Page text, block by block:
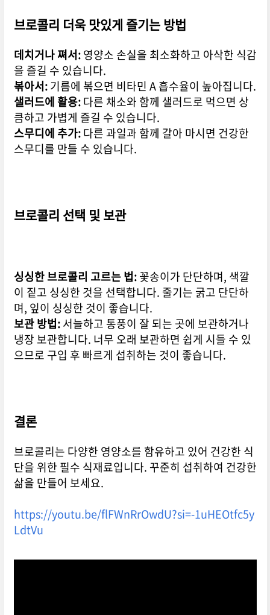
브로콜리 더욱 맛있게 즐기는 방법
데치거나 쪄서:영양소 손실을 최소화하고 아삭한 식감
을 즐길 수 있습니다.
볶아서:기름에 볶으면 비타민 A 흡수율이 높아집니다.
샐러드에 활용:다른 채소와 함께 샐러드로 먹으면 상
큼하고 가볍게 즐길 수 있습니다.
스무디에 추가:다른 과일과 함께 갈아 마시면 건강한
스무디를 만들 수 있습니다.
브로콜리 선택 및 보관
싱싱한 브로콜리 고르는 법:꽃송이가 단단하며, 색깔
이 짙고 싱싱한 것을 선택합니다. 줄기는 굵고 단단하
며, 잎이 싱싱한 것이 좋습니다.
보관 방법:서늘하고 통풍이 잘 되는 곳에 보관하거나
냉장 보관합니다. 너무 오래 보관하면 쉽게 시들 수 있
으므로 구입 후 빠르게 섭취하는 것이 좋습니다.
결론
브로콜리는 다양한 영양소를 함유하고 있어 건강한 식
단을 위한 필수 식재료입니다. 꾸준히 섭취하여 건강한
삶을 만들어 보세요.
https://youtu.be/flFWnRrOwdU?si=-1uHEOtfc5y
LdtVu